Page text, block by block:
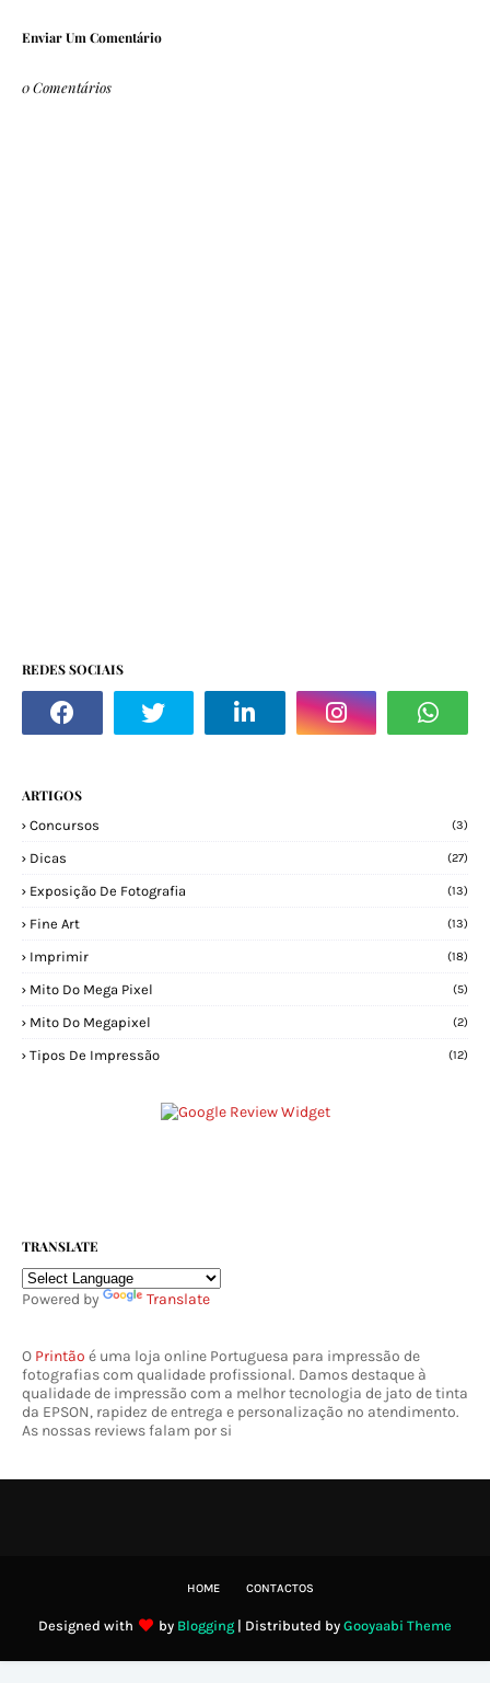
Enviar Um Comentário
0 Comentários
REDES SOCIAIS
ARTIGOS
Concursos (3)
Dicas (27)
Exposição De Fotografia (13)
Fine Art (13)
Imprimir (18)
Mito Do Mega Pixel (5)
Mito Do Megapixel (2)
Tipos De Impressão (12)
TRANSLATE
Powered by Translate
O Printão é uma loja online Portuguesa para impressão de
fotografias com qualidade profissional. Damos destaque à
qualidade de impressão com a melhor tecnologia de jato de tinta
da EPSON, rapidez de entrega e personalização no atendimento.
As nossas reviews falam por si
HOME CONTACTOS
Designed with by Blogging | Distributed by Gooyaabi Theme